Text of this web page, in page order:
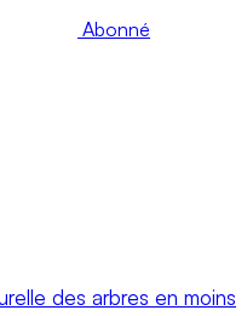
Abonné
des arbres en moins